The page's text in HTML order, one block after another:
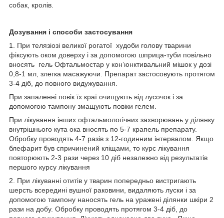
собак, кролів.
Дозування і способи застосування
1. При телязіозі великої рогатої худоби голову тварини
фіксують оком доверху і за допомогою шприца-туби повільно
вносять гель Офтальмостар у кон’юнктивальний мішок у дозі
0,8-1 мл, злегка масажуючи. Препарат застосовують протягом
3-4 діб, до повного видужування.
При запаленні повік їх краї очищують від лусочок і за
допомогою тампону змащують повіки гелем.
При лікування інших офтальмологічних захворювань у ділянку
внутрішнього кута ока вносять по 5-7 крапель препарату.
Обробку проводять 4-7 разів з 12-годинним інтервалом. Якщо
блефарит був спричинений кліщами, то курс лікування
повторюють 2-3 рази через 10 діб незалежно від результатів
першого курсу лікування
2. При лікуванні отитів у тварин попередньо вистригають
шерсть всередині вушної раковини, видаляють луски і за
допомогою тампону наносять гель на уражені ділянки шкіри 2
рази на добу. Обробку проводять протягом 3-4 діб, до